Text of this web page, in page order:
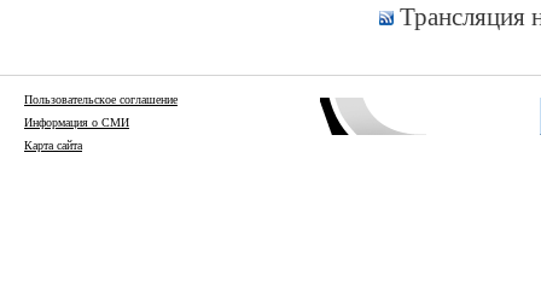
Трансляция
Пользовательское соглашение
Информация о СМИ
Карта сайта